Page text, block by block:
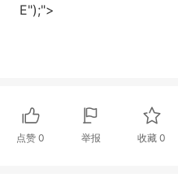
E");">
点赞 0 举报 收藏0